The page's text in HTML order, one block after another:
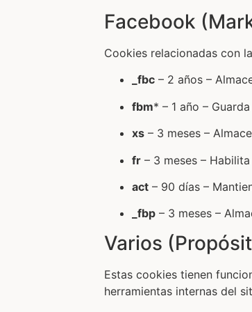
Facebook
Cookies relacionadas con
_fbc – 2 años –
fbm* – 1 año –
xs – 3 meses –
fr – 3 meses –
act – 90 días –
_fbp – 3 meses –
Varios
Estas cookies tienen
herramientas internas del